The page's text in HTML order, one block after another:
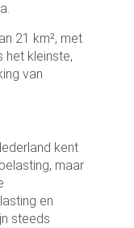
21 km², met
het kleinste,
van
kent
maar
en
steeds